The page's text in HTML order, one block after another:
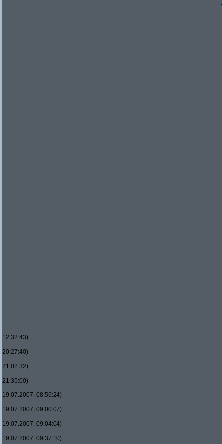
12:32:43)
20:27:40)
21:02:32)
21:35:00)
19.07.2007, 08:56:24)
19.07.2007, 09:00:07)
19.07.2007, 09:04:04)
19.07.2007, 09:37:10)